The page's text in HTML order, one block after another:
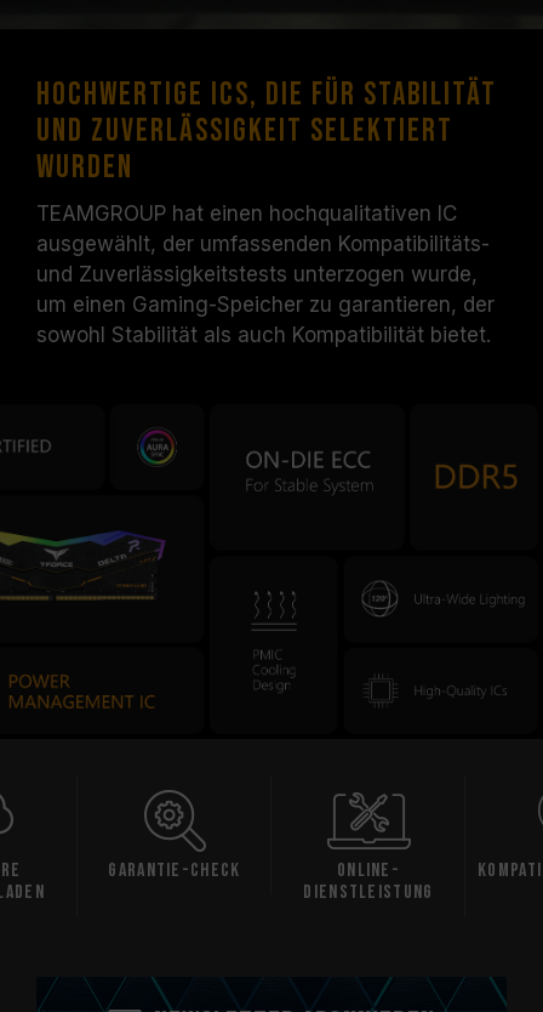
Hochwertige ICs, die für Stabilität
und Zuverlässigkeit selektiert
wurden
TEAMGROUP hat einen hochqualitativen IC
ausgewählt, der umfassenden Kompatibilitäts-
und Zuverlässigkeitstests unterzogen wurde,
um einen Gaming-Speicher zu garantieren, der
sowohl Stabilität als auch Kompatibilität bietet.
Online-
Kompatibilitätsprüf
ung